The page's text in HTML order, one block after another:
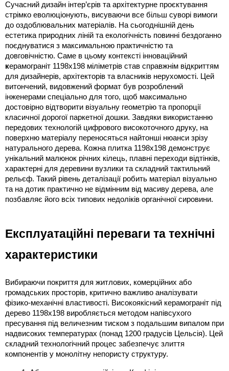
Сучасний дизайн інтер’єрів та архітектурне проєктування
стрімко еволюціонують, висуваючи все більш суворі вимоги
до оздоблювальних матеріалів. На сьогоднішній день
естетика природних ліній та екологічність повинні бездоганно
поєднуватися з максимальною практичністю та
керамограніт 1198х198 міліметрів став справжнім відкриттям
для дизайнерів, архітекторів та власників нерухомості. Цей
витончений, видовжений формат був розроблений
інженерами спеціально для того, щоб максимально
достовірно відтворити візуальну геометрію та пропорції
класичної дорогої паркетної дошки. Завдяки використанню
передових технологій цифрового високоточного друку, на
поверхню матеріалу переносяться найтонші нюанси зрізу
натурального дерева. Кожна плитка 1198х198 демонструє
унікальний малюнок річних кілець, плавні переходи відтінків,
характерні для деревини вузлики та складний тактильний
рельєф. Такий рівень деталізації робить матеріал візуально
та на дотик практично не відмінним від масиву дерева, але
позбавляє його всіх типових недоліків органічної сировини.
Експлуатаційні переваги та технічні
характеристики
Вибираючи покриття для житлових, комерційних або
громадських просторів, критично важливо аналізувати
фізико-механічні властивості. Високоякісний керамограніт під
дерево 1198х198 виробляється методом напівсухого
пресування під величезним тиском з подальшим випалом при
надвисоких температурах (понад 1200 градусів Цельсія). Цей
складний технологічний процес забезпечує злиття
компонентів у монолітну непористу структуру.